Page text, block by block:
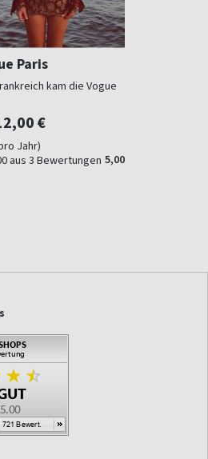
Paris
kam die Vogue
€
Jahr)
5,00